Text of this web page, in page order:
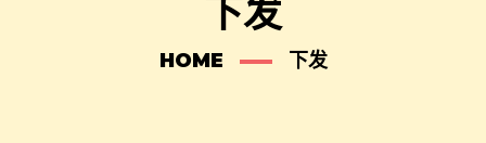
下发
HOME 下发